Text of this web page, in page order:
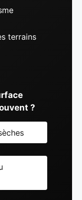
terrains
?